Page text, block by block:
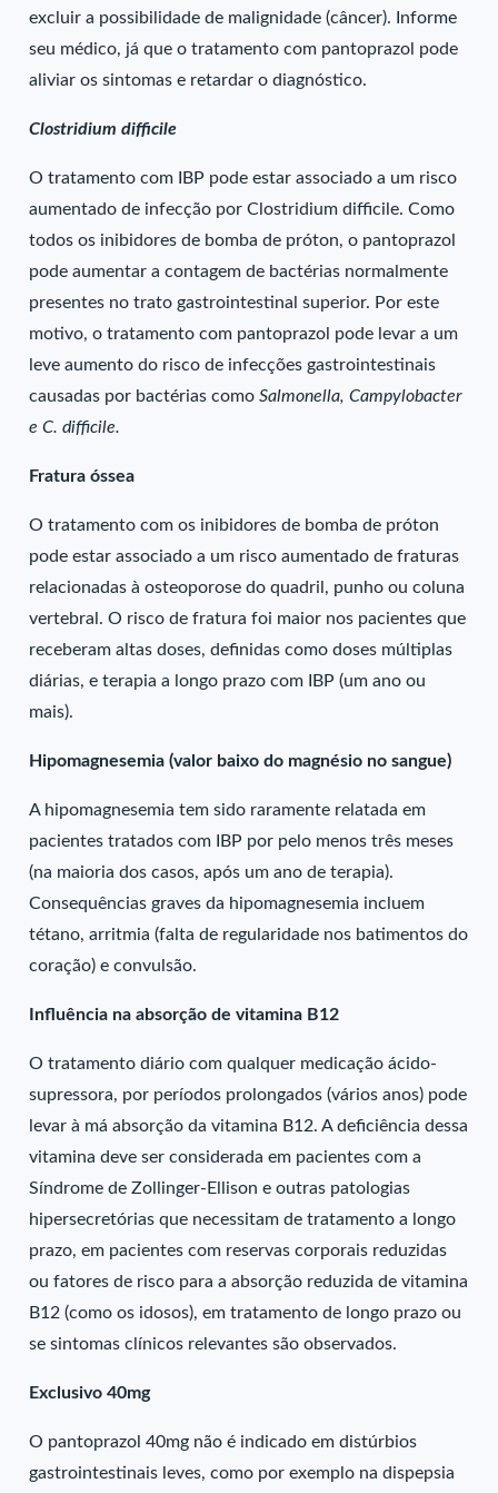
excluir a possibilidade de malignidade (câncer). Informe
seu médico, já que o tratamento com pantoprazol pode
aliviar os sintomas e retardar o diagnóstico.
Clostridium difficile
O tratamento com IBP pode estar associado a um risco
aumentado de infecção por Clostridium difficile. Como
todos os inibidores de bomba de próton, o pantoprazol
pode aumentar a contagem de bactérias normalmente
presentes no trato gastrointestinal superior. Por este
motivo, o tratamento com pantoprazol pode levar a um
leve aumento do risco de infecções gastrointestinais
causadas por bactérias comoSalmonella, Campylobacter
e C. difficile.
Fratura óssea
O tratamento com os inibidores de bomba de próton
pode estar associado a um risco aumentado de fraturas
relacionadas à osteoporose do quadril, punho ou coluna
vertebral. O risco de fratura foi maior nos pacientes que
receberam altas doses, definidas como doses múltiplas
diárias, e terapia a longo prazo com IBP (um ano ou
mais).
Hipomagnesemia (valor baixo do magnésio no sangue)
A hipomagnesemia tem sido raramente relatada em
pacientes tratados com IBP por pelo menos três meses
(na maioria dos casos, após um ano de terapia).
Consequências graves da hipomagnesemia incluem
tétano, arritmia (falta de regularidade nos batimentos do
coração) e convulsão.
Influência na absorção de vitamina B12
O tratamento diário com qualquer medicação ácido-
supressora, por períodos prolongados (vários anos) pode
levar à má absorção da vitamina B12. A deficiência dessa
vitamina deve ser considerada em pacientes com a
Síndrome de Zollinger-Ellison e outras patologias
hipersecretórias que necessitam de tratamento a longo
prazo, em pacientes com reservas corporais reduzidas
ou fatores de risco para a absorção reduzida de vitamina
B12 (como os idosos), em tratamento de longo prazo ou
se sintomas clínicos relevantes são observados.
Exclusivo 40mg
O pantoprazol 40mg não é indicado em distúrbios
gastrointestinais leves, como por exemplo na dispepsia